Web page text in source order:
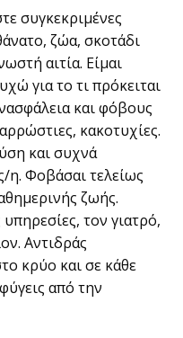
συγκεκριμένες
ζώα, σκοτάδι
αιτία. Είμαι
για το τι πρόκειται
και φόβους
κακοτυχίες.
και συχνά
η. Φοβάσαι τελείως
ζωής.
τον γιατρό,
Αντιδράς
κρύο και σε κάθε
από την